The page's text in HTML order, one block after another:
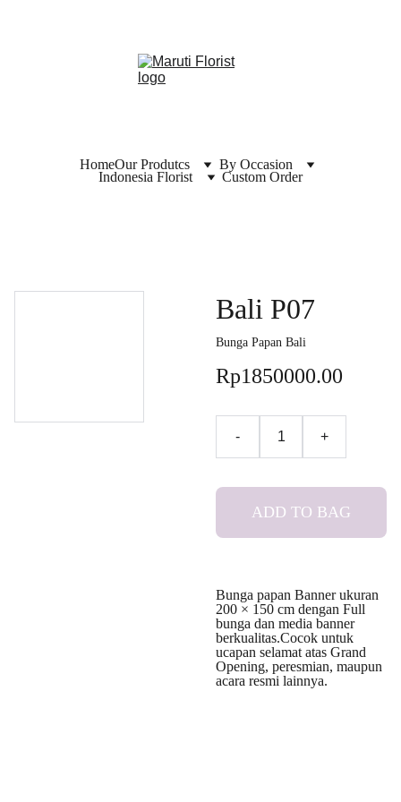
HomeOur Produtcs
By Occasion
Indonesia Florist
Custom Order
Bali P07
Bunga Papan Bali
Rp1850000.00
- +
ADD TO BAG
Bunga papan Banner ukuran
200 × 150 cm dengan Full
bunga dan media banner
berkualitas.Cocok untuk
ucapan selamat atas Grand
Opening, peresmian, maupun
acara resmi lainnya.